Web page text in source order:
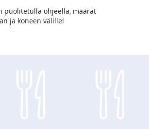
puolitetulla ohjeella, määrät
ja koneen välille!